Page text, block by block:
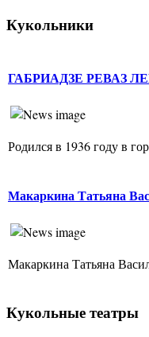
Кукольники
ГАБРИАДЗЕ РЕВАЗ
Родился в 1936 году в
Макаркина Татьяна
Макаркина Татьяна
Кукольные театры